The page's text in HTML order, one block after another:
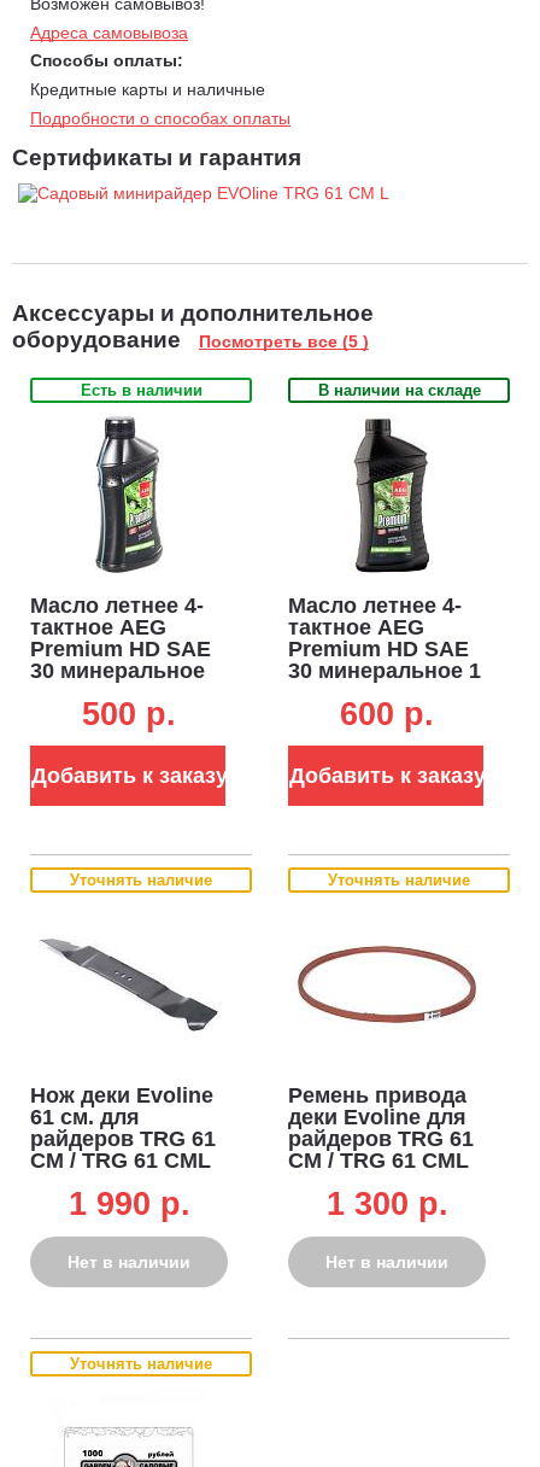
Адреса самовывоза
Способы оплаты:
Кредитные карты и наличные
Подробности о способах оплаты
Сертификаты и гарантия
Аксессуары и дополнительное
оборудование
Посмотреть все (5 )
Есть в наличии
Масло летнее 4-
тактное AEG
Premium HD SAE
30 минеральное
500 p.
Добавить к заказу
В наличии на складе
Масло летнее 4-
тактное AEG
Premium HD SAE
30 минеральное 1
600 p.
Добавить к заказу
Уточнять наличие
Нож деки Evoline
61 см. для
райдеров TRG 61
CM / TRG 61 CML
1 990 p.
Нет в наличии
Уточнять наличие
Ремень привода
деки Evoline для
райдеров TRG 61
CM / TRG 61 CML
1 300 p.
Нет в наличии
Уточнять наличие